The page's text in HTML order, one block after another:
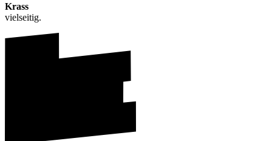
Krass
vielseitig.